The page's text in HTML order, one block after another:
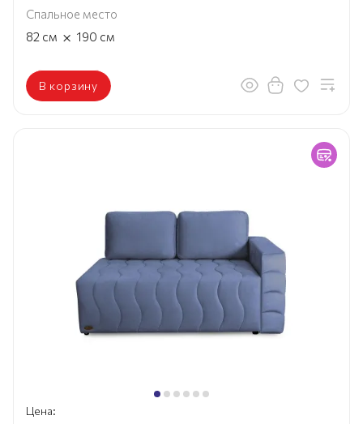
Спальное место
82 см × 190 см
В корзину
Цена: